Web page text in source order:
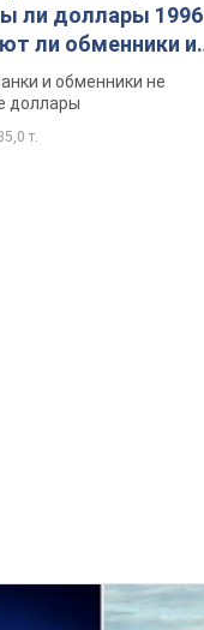
ли доллары 1996
ли обменники и
и обменники не
доллары
т.